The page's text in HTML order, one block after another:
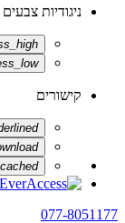
ניגודיות צבעים
קישורים
cached
077-8051177